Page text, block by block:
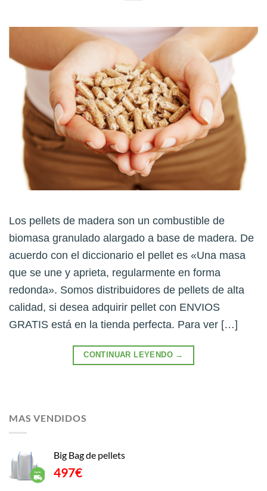
MAS VENDIDOS
Big Bag de pellets
497€
Los pellets de madera son un combustible de
biomasa granulado alargado a base de madera. De
acuerdo con el diccionario el pellet es «Una masa
que se une y aprieta, regularmente en forma
redonda». Somos distribuidores de pellets de alta
calidad, si desea adquirir pellet con ENVIOS
GRATIS está en la tienda perfecta. Para ver […]
CONTINUAR LEYENDO →